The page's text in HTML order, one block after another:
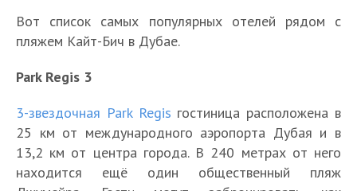
Вот список самых популярных отелей рядом с
пляжем Кайт-Бич в Дубае.
Park Regis 3
3-звездочная Park Regis гостиница расположена в
25 км от международного аэропорта Дубая и в
13,2 км от центра города. В 240 метрах от него
находится ещё один общественный пляж